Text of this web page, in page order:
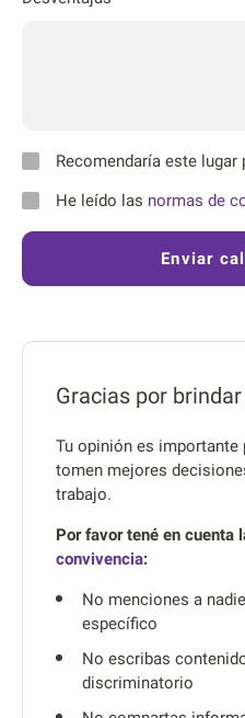
Recomendaría este lugar
He leído las normas de
Enviar
Gracias por
Tu opinión es importante
tomen mejores
trabajo.
Por favor tené en cuenta
convivencia:
No menciones a
específico
No escribas
discriminatorio